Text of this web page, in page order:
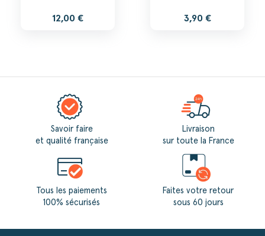
12,00 € 3,90 €
Savoir faire
et qualité française
Tous les paiements
100% sécurisés
Livraison
sur toute la France
Faites votre retour
sous 60 jours